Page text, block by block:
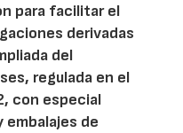
para facilitar el
derivadas
del
regulada en el
con especial
embalajes de